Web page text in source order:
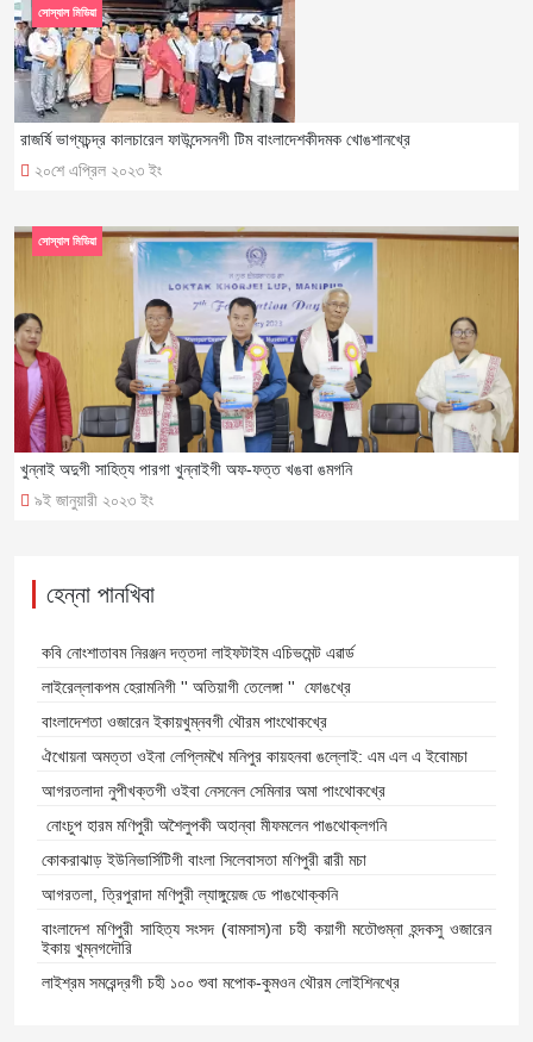
রাজর্ষি ভাগ্যচন্দ্র কালচারেল ফাউন্দেসনগী টিম বাংলাদেশকীদমক খোঙশানখ্রে
২০শে এপ্রিল ২০২৩ ইং
সোস্যাল মিডিয়া
খুন্নাই অদুগী সাহিত্য পারগা খুন্নাইগী অফ-ফত্ত খঙবা ঙমগনি
৯ই জানুয়ারী ২০২৩ ইং
সোস্যাল মিডিয়া
হেন্না পানখিবা
কবি নোংশাতাবম নিরঞ্জন দত্তদা লাইফটাইম এচিভমেন্ট এৱার্ড
লাইরেল্লাকপম হেরামনিগী '' অতিয়াগী তেলেঙ্গা '' ফোঙখ্রে
বাংলাদেশতা ওজারেন ইকায়খুম্নবগী থৌরম পাংথোকখ্রে
ঐখোয়না অমত্তা ওইনা লেপ্লিমখৈ মনিপুর কায়হনবা ঙল্লোই: এম এল এ ইবোমচা
আগরতলাদা নুপীখক্তগী ওইবা নেসনেল সেমিনার অমা পাংথোকখ্রে
নোংচুপ হারম মণিপুরী অশৈলুপকী অহান্বা মীফমলেন পাঙথোক্লগনি
কোকরাঝাড় ইউনিভার্সিটিগী বাংলা সিলেবাসতা মণিপুরী ৱারী মচা
আগরতলা, ত্রিপুরাদা মণিপুরী ল্যাঙ্গুয়েজ ডে পাঙথোক্কনি
বাংলাদেশ মণিপুরী সাহিত্য সংসদ (বামসাস)না চহী কয়াগী মতৌগুম্না হন্দকসু ওজারেন
ইকায় খুম্নগদৌরি
লাইশ্রম সমরেন্দ্রগী চহী ১০০ শুবা মপোক-কুমওন থৌরম লোইশিনখ্রে